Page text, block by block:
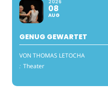
2026
08
AUG
GENUG GEWARTET
VON THOMAS LETOCHA
: Theater